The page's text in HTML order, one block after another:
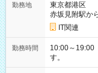
勤務地
東京都港区
赤坂見附駅か
IT関連
勤務時間
10:00～
す。